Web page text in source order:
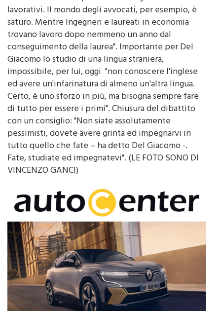
saturo. Mentre Ingegneri e laureati in economia
trovano lavoro dopo nemmeno un anno dal
conseguimento della laurea". Importante per Del
Giacomo lo studio di una lingua straniera,
impossibile, per lui, oggi "non conoscere l'inglese
ed avere un'infarinatura di almeno un'altra lingua.
Certo, è uno sforzo in più, ma bisogna sempre fare
di tutto per essere i primi". Chiusura del dibattito
con un consiglio: "Non siate assolutamente
pessimisti, dovete avere grinta ed impegnarvi in
tutto quello che fate – ha detto Del Giacomo -.
Fate, studiate ed impegnatevi". (LE FOTO SONO DI
VINCENZO GANCI)